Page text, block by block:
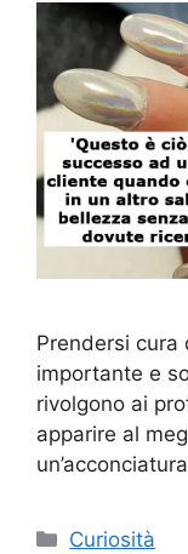
Prendersi
importante e
rivolgono ai
apparire al
Categorie
Curiosità